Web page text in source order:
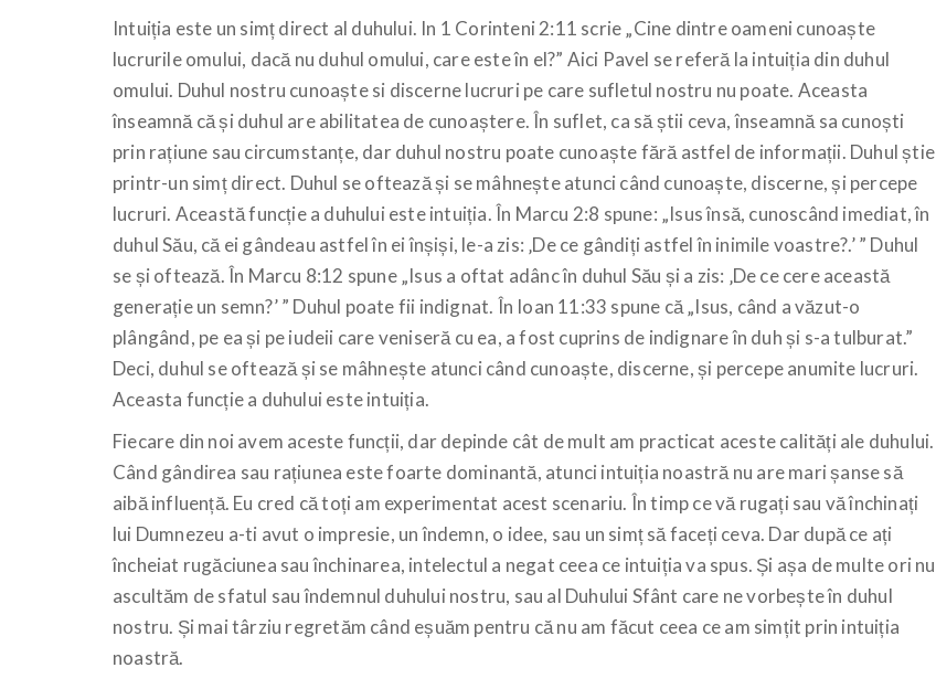
Intuiția este un simț direct al duhului. In 1 Corinteni 2:11 scrie „Cine dintre oameni cunoaște
lucrurile omului, dacă nu duhul omului, care este în el?” Aici Pavel se referă la intuiția din duhul
omului. Duhul nostru cunoaște si discerne lucruri pe care sufletul nostru nu poate. Aceasta
înseamnă că și duhul are abilitatea de cunoaștere. În suflet, ca să știi ceva, înseamnă sa cunoști
prin rațiune sau circumstanțe, dar duhul nostru poate cunoaște fără astfel de informații. Duhul știe
printr-un simț direct. Duhul se oftează și se mâhnește atunci când cunoaște, discerne, și percepe
lucruri. Această funcție a duhului este intuiția. În Marcu 2:8 spune: „Isus însă, cunoscând imediat, în
duhul Său, că ei gândeau astfel în ei înșiși, le-a zis: ‚De ce gândiți astfel în inimile voastre?.’ ” Duhul
se și oftează. În Marcu 8:12 spune „Isus a oftat adânc în duhul Său și a zis: ‚De ce cere această
generație un semn?’ ” Duhul poate fii indignat. În Ioan 11:33 spune că „Isus, când a văzut-o
plângând, pe ea și pe iudeii care veniseră cu ea, a fost cuprins de indignareîn duh și s-a tulburat.”
Deci, duhul se oftează și se mâhnește atunci când cunoaște, discerne, și percepe anumite lucruri.
Aceasta funcție a duhului este intuiția.
Fiecare din noi avem aceste funcții, dar depinde cât de mult am practicat aceste calități ale duhului.
Când gândirea sau rațiunea este foarte dominantă, atunci intuiția noastră nu are mari șanse să
aibă influență. Eu cred că toți am experimentat acest scenariu. În timp ce vă rugați sau vă închinați
lui Dumnezeu a-ti avut o impresie, un îndemn, o idee, sau un simț să faceți ceva. Dar după ce ați
încheiat rugăciunea sau închinarea, intelectul a negat ceea ce intuiția va spus. Și așa de multe ori nu
ascultăm de sfatul sau îndemnul duhului nostru, sau al Duhului Sfânt care ne vorbește în duhul
nostru. Și mai târziu regretăm când eșuăm pentru că nu am făcut ceea ce am simțit prin intuiția
noastră.